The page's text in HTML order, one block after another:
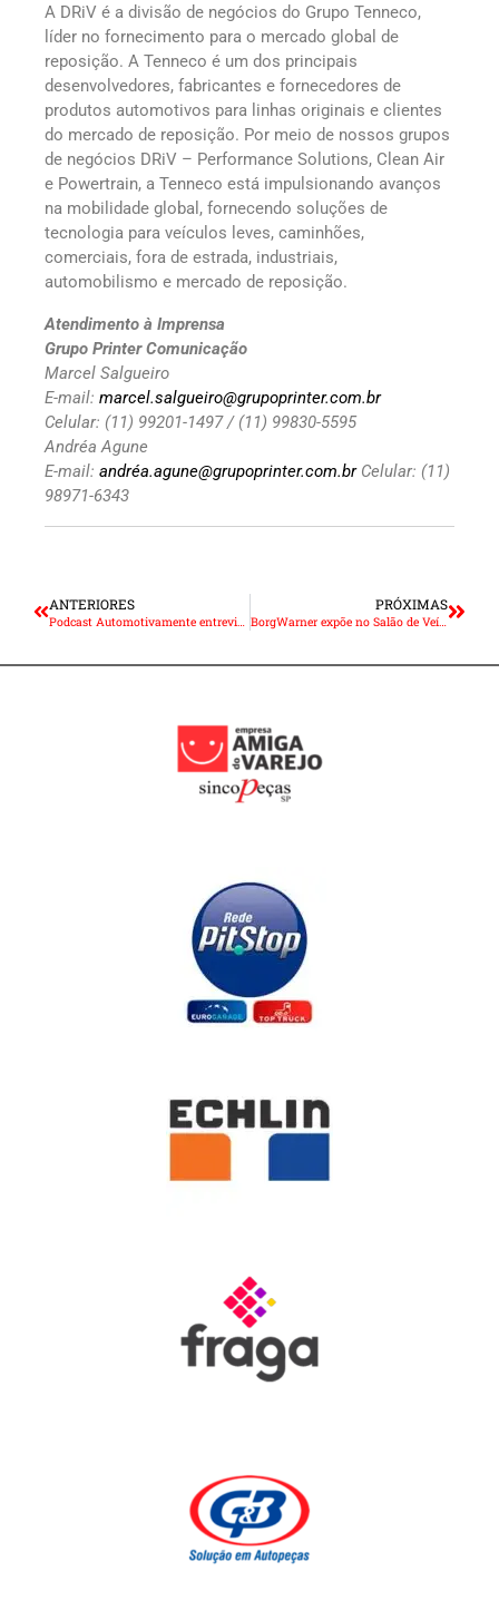
A DRiV é a divisão de negócios do Grupo Tenneco,
líder no fornecimento para o mercado global de
reposição. A Tenneco é um dos principais
desenvolvedores, fabricantes e fornecedores de
produtos automotivos para linhas originais e clientes
do mercado de reposição. Por meio de nossos grupos
de negócios DRiV – Performance Solutions, Clean Air
e Powertrain, a Tenneco está impulsionando avanços
na mobilidade global, fornecendo soluções de
tecnologia para veículos leves, caminhões,
comerciais, fora de estrada, industriais,
automobilismo e mercado de reposição.
Atendimento à Imprensa
Grupo Printer Comunicação
Marcel Salgueiro
E-mail: marcel.salgueiro@grupoprinter.com.br
Celular: (11) 99201-1497 / (11) 99830-5595
Andréa Agune
E-mail: andréa.agune@grupoprinter.com.brCelular: (11)
98971-6343
ANTERIORES
Podcast Automotivamente entrevista Rodrigo Carneiro, presidente da Andap
PRÓXIMAS
BorgWarner expõe no Salão de Veículo Elétrico Latino-Americano